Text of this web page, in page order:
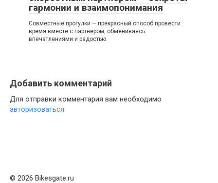
гармонии и взаимопонимания
Совместные прогулки — прекрасный способ провести
время вместе с партнером, обмениваясь
впечатлениями и радостью
Добавить комментарий
Для отправки комментария вам необходимо
авторизоваться
© 2026 Bikesgate.ru